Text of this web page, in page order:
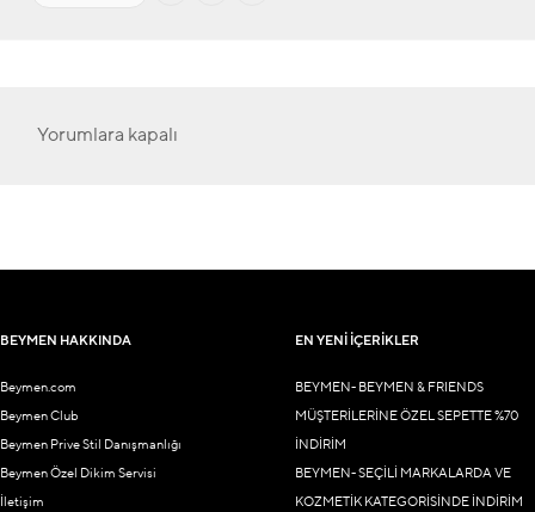
Yorumlara kapalı
BEYMEN HAKKINDA
Beymen.com
Beymen Club
Beymen Prive Stil Danışmanlığı
Beymen Özel Dikim Servisi
İletişim
EN YENİ İÇERİKLER
BEYMEN- BEYMEN & FRIENDS
MÜŞTERİLERİNE ÖZEL SEPETTE %70
İNDİRİM
BEYMEN- SEÇİLİ MARKALARDA VE
KOZMETİK KATEGORİSİNDE İNDİRİM